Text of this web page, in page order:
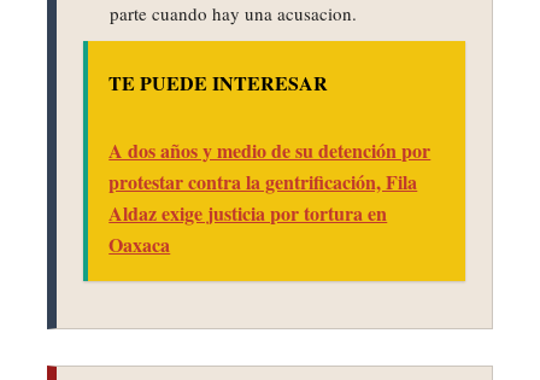
parte cuando hay una acusacion.
TE PUEDE INTERESAR
A dos años y medio de su detención por
protestar contra la gentrificación, Fila
Aldaz exige justicia por tortura en
Oaxaca